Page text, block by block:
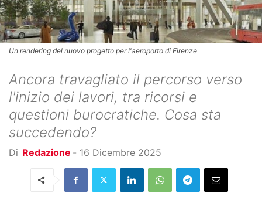
Un rendering del nuovo progetto per l'aeroporto di Firenze
Ancora travagliato il percorso verso
l'inizio dei lavori, tra ricorsi e
questioni burocratiche. Cosa sta
succedendo?
Di Redazione - 16 Dicembre 2025